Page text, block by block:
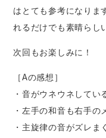
はとても参考になりま
れるだけでも素晴らし
次回もお楽しみに！
［Aの感想］
・音がウネウネしてい
・左手の和音も右手の
・主旋律の音がズレま